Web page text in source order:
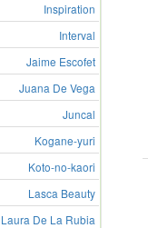
Inspiration
Interval
Jaime Escofet
Juana De Vega
Juncal
Kogane-yuri
Koto-no-kaori
Lasca Beauty
Laura De La Rubia